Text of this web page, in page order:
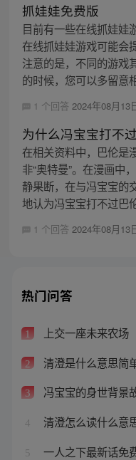
抓娃娃免费版
目前有一些在线抓娃娃
在线抓娃娃游戏可能会
注意的是，不同的游戏
的时候，您可以多留意
1 个回答 2024年08月13
为什么冯宝宝打不
在相关资料中，巴伦是
非“奥特曼”。在漫画中
静果断，在与冯宝宝的
地认为冯宝宝打不过巴
1 个回答 2024年08月13
热门问答
1 上交一座未来农场
2 清澄是什么意思简
3 冯宝宝的身世背景
4 清澄怎么读什么意
5 一人之下最新话免